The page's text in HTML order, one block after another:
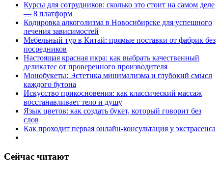
Курсы для сотрудников: сколько это стоит на самом деле
— 8 платформ
Кодировка алкоголизма в Новосибирске для успешного
лечения зависимостей
Мебельный тур в Китай: прямые поставки от фабрик без
посредников
Настоящая красная икра: как выбрать качественный
деликатес от проверенного производителя
Монобукеты: Эстетика минимализма и глубокий смысл
каждого бутона
Искусство прикосновения: как классический массаж
восстанавливает тело и душу
Язык цветов: как создать букет, который говорит без
слов
Как проходит первая онлайн-консультация у экстрасенса
Сейчас читают